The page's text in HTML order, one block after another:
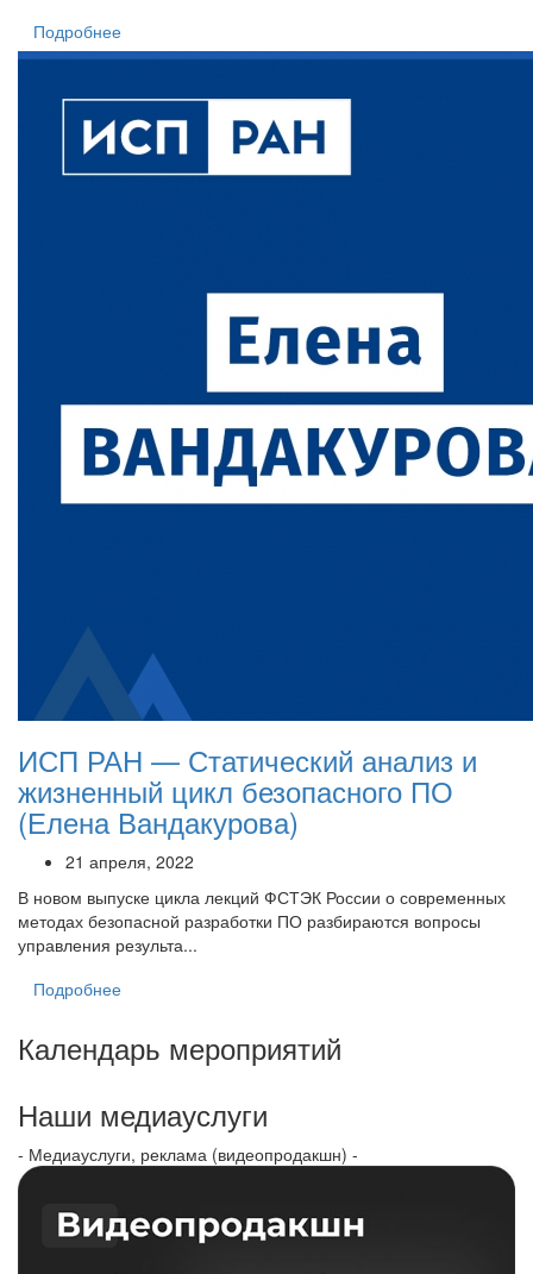
Подробнее
ИСП РАН — Статический анализ и
жизненный цикл безопасного ПО
(Елена Вандакурова)
21 апреля, 2022
В новом выпуске цикла лекций ФСТЭК России о современных
методах безопасной разработки ПО разбираются вопросы
управления результа...
Подробнее
Календарь мероприятий
Наши медиауслуги
- Медиауслуги, реклама (видеопродакшн) -